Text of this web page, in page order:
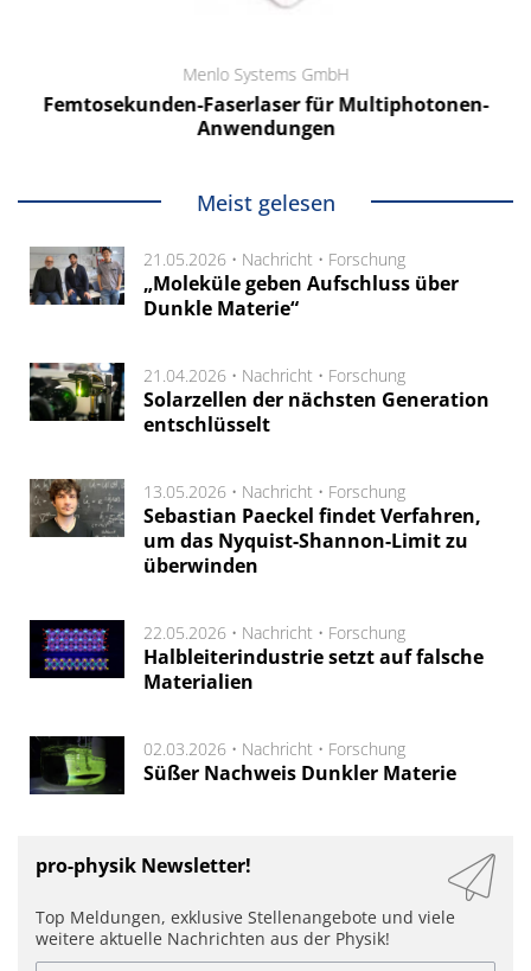
Menlo Systems GmbH
Femtosekunden-Faserlaser für Multiphotonen-
Anwendungen
Meist gelesen
21.05.2026 • Nachricht • Forschung
„Moleküle geben Aufschluss über
Dunkle Materie“
21.04.2026 • Nachricht • Forschung
Solarzellen der nächsten Generation
entschlüsselt
13.05.2026 • Nachricht • Forschung
Sebastian Paeckel findet Verfahren,
um das Nyquist-Shannon-Limit zu
überwinden
22.05.2026 • Nachricht • Forschung
Halbleiterindustrie setzt auf falsche
Materialien
02.03.2026 • Nachricht • Forschung
Süßer Nachweis Dunkler Materie
pro-physik Newsletter!
Top Meldungen, exklusive Stellenangebote und viele
weitere aktuelle Nachrichten aus der Physik!